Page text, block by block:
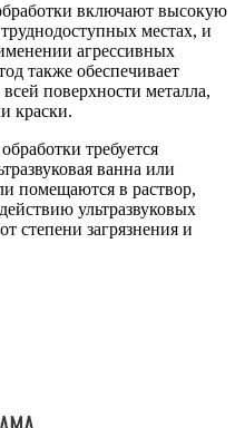
включают высокую
местах, и
агрессивных
также обеспечивает
поверхности металла,
краски.
требуется
ванна или
помещаются в раствор,
ультразвуковых
степени загрязнения и